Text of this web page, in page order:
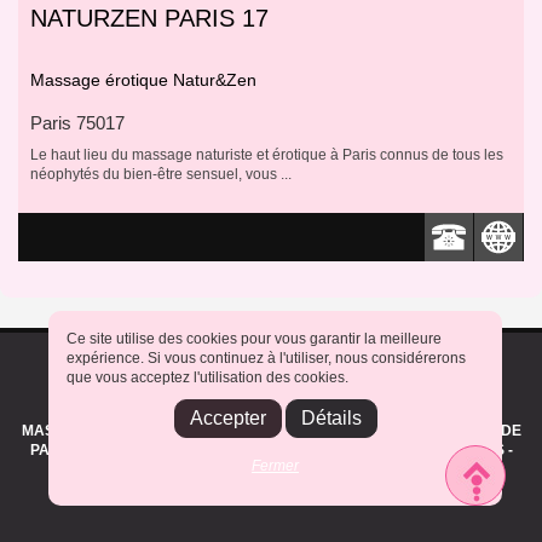
Massage naturiste :
détente et éveil des sens
massage naturiste est de plus en plus
apprécié. En effet, c'est une pratique
NATURZEN PARIS 17
Massage érotique Natur&Zen
Paris 75017
Le haut lieu du massage naturiste et érotique à Paris connus de tous les
néophytés du bien-être sensuel, vous ...
Plan du site|Mentions légales|Vidéos massages|Contact
ANNUAIRE NUMERO UN QUI RECENSE TOUS LES SALONS DE
MASSAGES NATURISTES, EROTIQUES, SENSUELS ET TANTRIQUES DE
PARIS ET L'ILE DE FRANCE. LES CLUBS LIBERTINS, ECHANGISTES -
TOUT L'UNVIERS DES SOINS ET DE LA DETENTE SENSUELS ET
Ce site utilise des cookies pour vous garantir la meilleure
expérience. Si vous continuez à l'utiliser, nous considérerons
que vous acceptez l'utilisation des cookies.
Accepter Détails
Fermer